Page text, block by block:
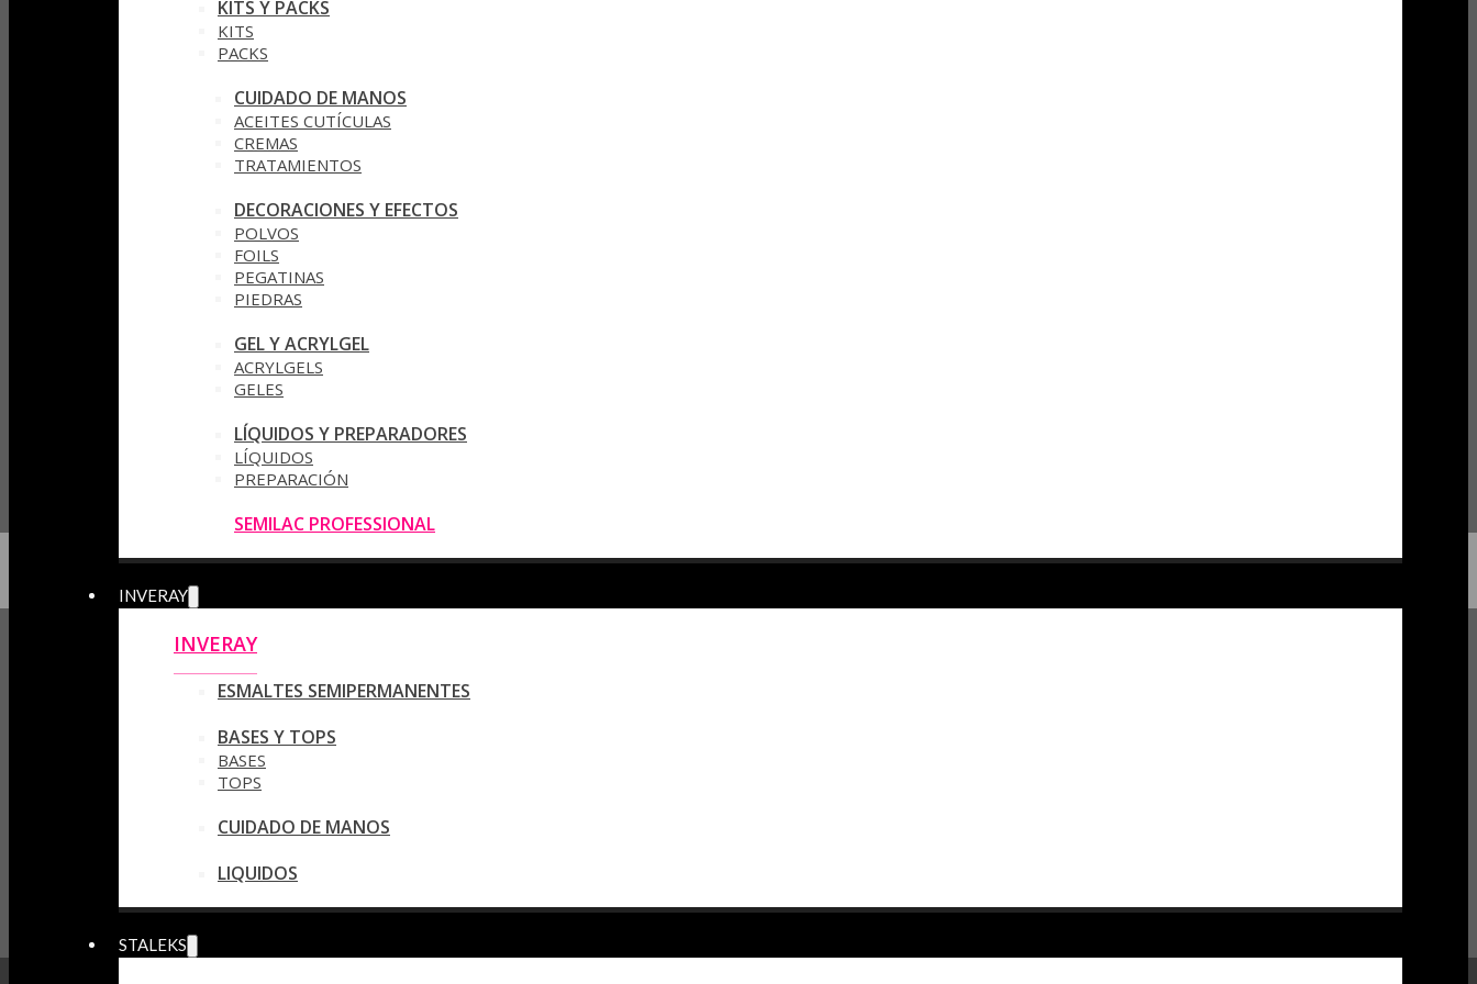
KITS Y PACKS
KITS
PACKS
CUIDADO DE MANOS
ACEITES CUTÍCULAS
CREMAS
TRATAMIENTOS
DECORACIONES Y EFECTOS
POLVOS
FOILS
PEGATINAS
PIEDRAS
GEL Y ACRYLGEL
ACRYLGELS
GELES
LÍQUIDOS Y PREPARADORES
LÍQUIDOS
PREPARACIÓN
SEMILAC PROFESSIONAL
INVERAY
INVERAY
ESMALTES SEMIPERMANENTES
BASES Y TOPS
BASES
TOPS
CUIDADO DE MANOS
LIQUIDOS
STALEKS